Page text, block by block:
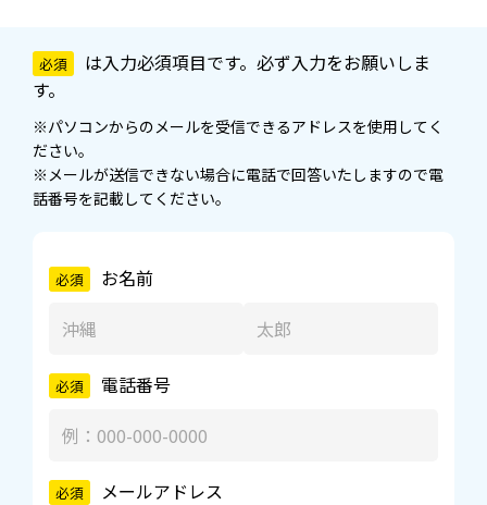
必須
は入力必須項目です。必ず入力をお願いしま
す。
※パソコンからのメールを受信できるアドレスを使用してく
ださい。
※メールが送信できない場合に電話で回答いたしますので電
話番号を記載してください。
お名前
電話番号
メールアドレス